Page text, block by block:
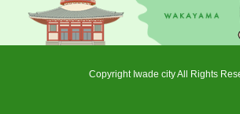
Copyright Iwade city All Rights